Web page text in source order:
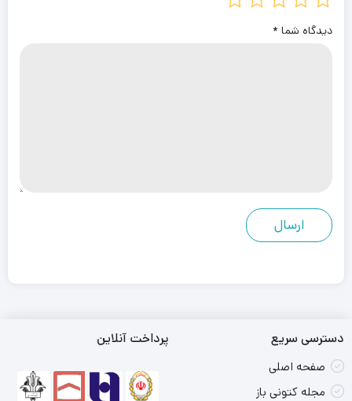
دیدگاه شما *
دسترسی سریع
صفحه اصلی
مجله کتونی باز
پرداخت آنلاین